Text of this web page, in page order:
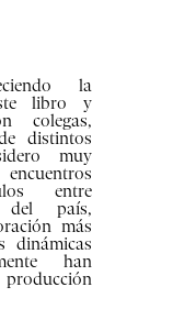
la
libro y
colegas,
distintos
muy
entre
del país,
más
dinámicas
han